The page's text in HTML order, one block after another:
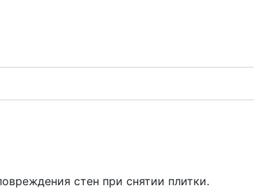
стен при снятии плитки.